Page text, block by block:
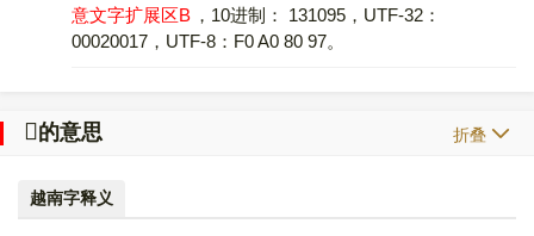
意文字扩展区B ，10进制： 131095，UTF-32：
00020017，UTF-8：F0 A0 80 97。
𠀗的意思 折叠
越南字释义